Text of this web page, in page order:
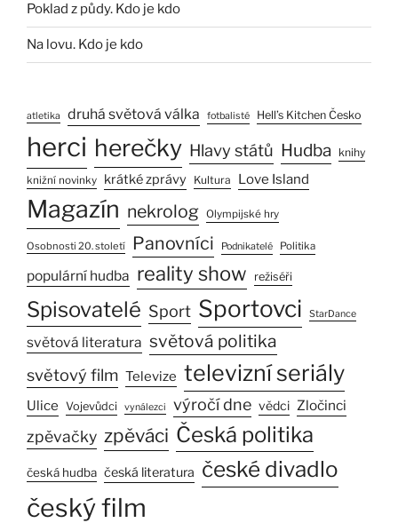
Poklad z půdy. Kdo je kdo
Na lovu. Kdo je kdo
atletika druhá světová válka fotbalisté Hell’s Kitchen Česko
herci herečky Hlavy států Hudba knihy
knižní novinky krátké zprávy Kultura Love Island
Magazín nekrolog Olympijské hry
Osobnosti 20. století Panovníci Podnikatelé Politika
populární hudba reality show režiséři
Spisovatelé Sport Sportovci StarDance
světová literatura světová politika
světový film Televize televizní seriály
Ulice Vojevůdci vynálezci výročí dne vědci Zločinci
zpěvačky zpěváci Česká politika
česká hudba česká literatura české divadlo
český film